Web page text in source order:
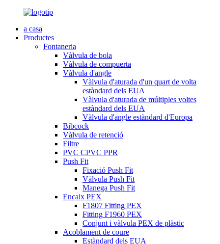
a casa
Productes
Fontaneria
Vàlvula de bola
Vàlvula de compuerta
Vàlvula d'angle
Vàlvula d'aturada d'un quart de volta
estàndard dels EUA
Vàlvula d'aturada de múltiples voltes
estàndard dels EUA
Vàlvula d'angle estàndard d'Europa
Bibcock
Vàlvula de retenció
Filtre
PVC CPVC PPR
Push Fit
Fixació Push Fit
Vàlvula Push Fit
Manega Push Fit
Encaix PEX
F1807 Fitting PEX
Fitting F1960 PEX
Conjunt i vàlvula PEX de plàstic
Acoblament de coure
Estàndard dels EUA